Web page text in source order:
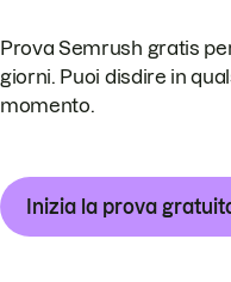
Prova Semrush gratis
giorni. Puoi disdire in
momento.
Inizia la prova